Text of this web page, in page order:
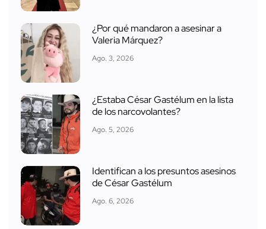
¿Por qué mandaron a asesinar a
Valeria Márquez?
Ago. 3, 2026
¿Estaba César Gastélum en la lista
de los narcovolantes?
Ago. 5, 2026
Identifican a los presuntos asesinos
de César Gastélum
Ago. 6, 2026